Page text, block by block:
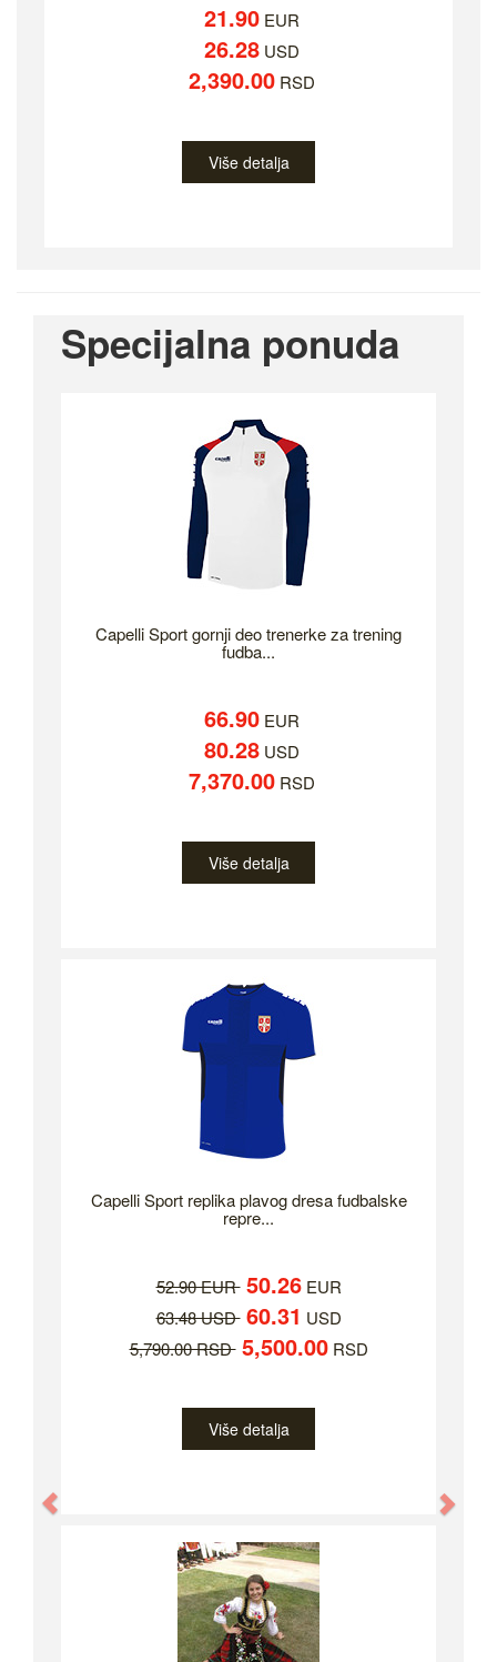
21.90EUR
26.28USD
2,390.00RSD
Više detalja
Specijalna ponuda
Capelli Sport gornji deo trenerke za trening
fudba...
66.90EUR
80.28USD
7,370.00RSD
Više detalja
Capelli Sport replika plavog dresa fudbalske
repre...
52.90 EUR 50.26EUR
63.48 USD 60.31 USD
5,790.00 RSD 5,500.00RSD
Više detalja